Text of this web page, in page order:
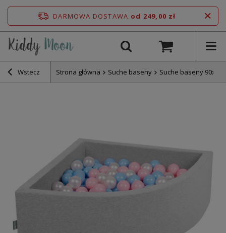
DARMOWA DOSTAWA od 249,00 zł
Wstecz Strona główna Suche baseny Suche baseny 90x30